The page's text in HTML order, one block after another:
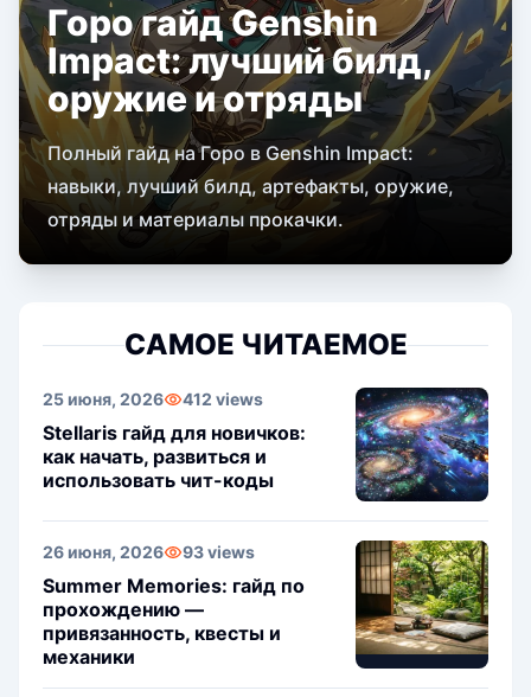
Горо гайд Genshin
Impact: лучший билд,
оружие и отряды
Полный гайд на Горо в Genshin Impact:
навыки, лучший билд, артефакты, оружие,
отряды и материалы прокачки.
САМОЕ ЧИТАЕМОЕ
25 июня, 2026 412 views
Stellaris гайд для новичков:
как начать, развиться и
использовать чит-коды
26 июня, 2026 93 views
Summer Memories: гайд по
прохождению —
привязанность, квесты и
механики